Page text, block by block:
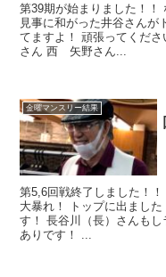
第39期が始まりました！！
見事に和がった井谷さんが
てますよ！ 頑張ってくだ
さん 西 矢野さん...
金曜マンスリー結果
第5,6回戦終了しました！
大暴れ！ トップに出まし
す！ 長谷川（長）さんも
ありです！ ...